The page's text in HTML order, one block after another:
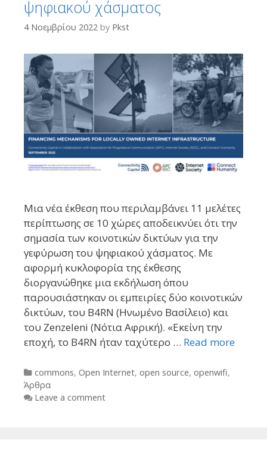
δημόσιες υπηρεσίες. Στο πλαίσιο αυτό, το OpenWiFi προωθεί
διεθνείς πρωτοβουλίες όπως το OpenHardware.io, για να
ενισχύσει τη διαφάνεια, τη βιωσιμότητα και την τεχνολογική
Περισσότερα...
ψηφιακού χάσματος
4 Νοεμβρίου 2022 by Pkst
Μια νέα έκθεση που περιλαμβάνει 11 μελέτες
περίπτωσης σε 10 χώρες αποδεικνύει ότι την
σημασία των κοινοτικών δικτύων για την
γεφύρωση του ψηφιακού χάσματος. Με
αφορμή κυκλοφορία της έκθεσης
διοργανώθηκε μια εκδήλωση όπου
παρουσιάστηκαν οι εμπειρίες δύο κοινοτικών
δικτύων, του B4RN (Ηνωμένο Βασίλειο) και
του Zenzeleni (Νότια Αφρική). «Εκείνη την
εποχή, το B4RN ήταν ταχύτερο … Read more
Categories
commons, Open Internet, open source, openwifi,
Άρθρα
Leave a comment